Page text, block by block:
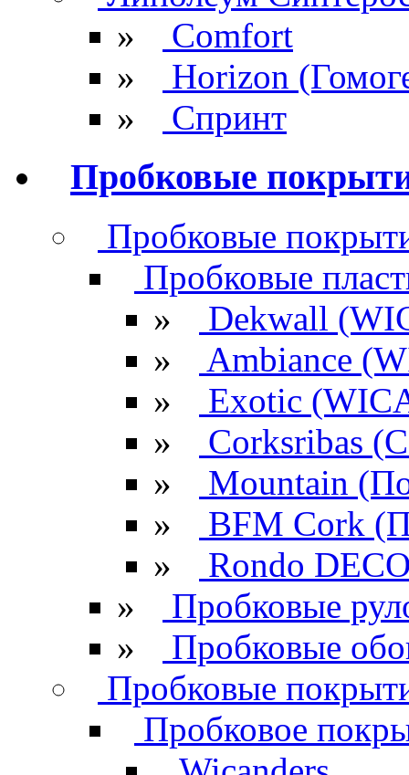
»
Comfort
»
Horizon
»
Спринт
Пробковые
Пробковые
Пробковые
»
Dekwall
»
Ambiance
»
Exotic
»
Corksribas
»
Mountain
»
BFM Cork
»
Rondo
»
Пробковые
»
Пробковые
Пробковые
Пробковое